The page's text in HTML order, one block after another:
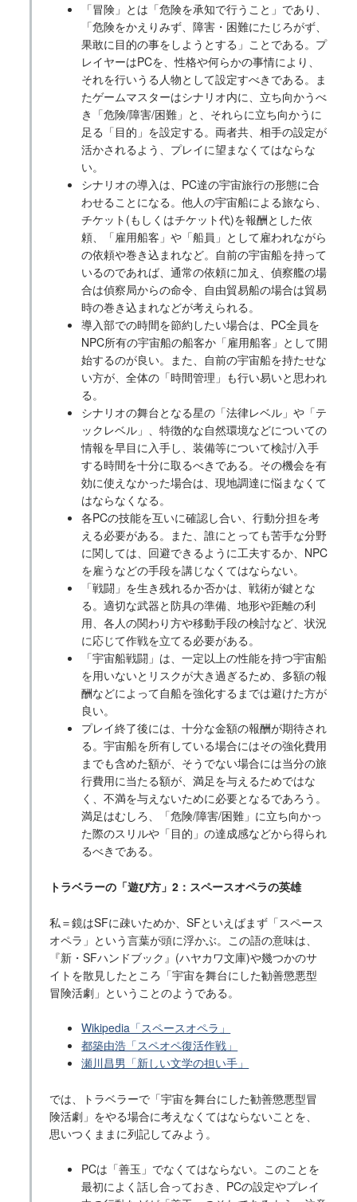
「冒険」とは「危険を承知で行うこと」であり、
「危険をかえりみず、障害・困難にたじろがず、
果敢に目的の事をしようとする」ことである。プ
レイヤーはPCを、性格や何らかの事情により、
それを行いうる人物として設定すべきである。ま
たゲームマスターはシナリオ内に、立ち向かうべ
き「危険/障害/困難」と、それらに立ち向かうに
足る「目的」を設定する。両者共、相手の設定が
活かされるよう、プレイに望まなくてはならな
い。
シナリオの導入は、PC達の宇宙旅行の形態に合
わせることになる。他人の宇宙船による旅なら、
チケット(もしくはチケット代)を報酬とした依
頼、「雇用船客」や「船員」として雇われながら
の依頼や巻き込まれなど。自前の宇宙船を持って
いるのであれば、通常の依頼に加え、偵察艦の場
合は偵察局からの命令、自由貿易船の場合は貿易
時の巻き込まれなどが考えられる。
導入部での時間を節約したい場合は、PC全員を
NPC所有の宇宙船の船客か「雇用船客」として開
始するのが良い。また、自前の宇宙船を持たせな
い方が、全体の「時間管理」も行い易いと思われ
る。
シナリオの舞台となる星の「法律レベル」や「テ
ックレベル」、特徴的な自然環境などについての
情報を早目に入手し、装備等について検討/入手
する時間を十分に取るべきである。その機会を有
効に使えなかった場合は、現地調達に悩まなくて
はならなくなる。
各PCの技能を互いに確認し合い、行動分担を考
える必要がある。また、誰にとっても苦手な分野
に関しては、回避できるように工夫するか、NPC
を雇うなどの手段を講じなくてはならない。
「戦闘」を生き残れるか否かは、戦術が鍵とな
る。適切な武器と防具の準備、地形や距離の利
用、各人の関わり方や移動手段の検討など、状況
に応じて作戦を立てる必要がある。
「宇宙船戦闘」は、一定以上の性能を持つ宇宙船
を用いないとリスクが大き過ぎるため、多額の報
酬などによって自船を強化するまでは避けた方が
良い。
プレイ終了後には、十分な金額の報酬が期待され
る。宇宙船を所有している場合にはその強化費用
までも含めた額が、そうでない場合には当分の旅
行費用に当たる額が、満足を与えるためではな
く、不満を与えないために必要となるであろう。
満足はむしろ、「危険/障害/困難」に立ち向かっ
た際のスリルや「目的」の達成感などから得られ
るべきである。
トラベラーの「遊び方」2：スペースオペラの英雄
私＝鏡はSFに疎いためか、SFといえばまず「スペース
オペラ」という言葉が頭に浮かぶ。この語の意味は、
『新・SFハンドブック』(ハヤカワ文庫)や幾つかのサ
イトを散見したところ「宇宙を舞台にした勧善懲悪型
冒険活劇」ということのようである。
Wikipedia「スペースオペラ」
都築由浩「スペオペ復活作戦」
瀬川昌男「新しい文学の担い手」
では、トラベラーで「宇宙を舞台にした勧善懲悪型冒
険活劇」をやる場合に考えなくてはならないことを、
思いつくままに列記してみよう。
PCは「善玉」でなくてはならない。このことを
最初によく話し合っておき、PCの設定やプレイ